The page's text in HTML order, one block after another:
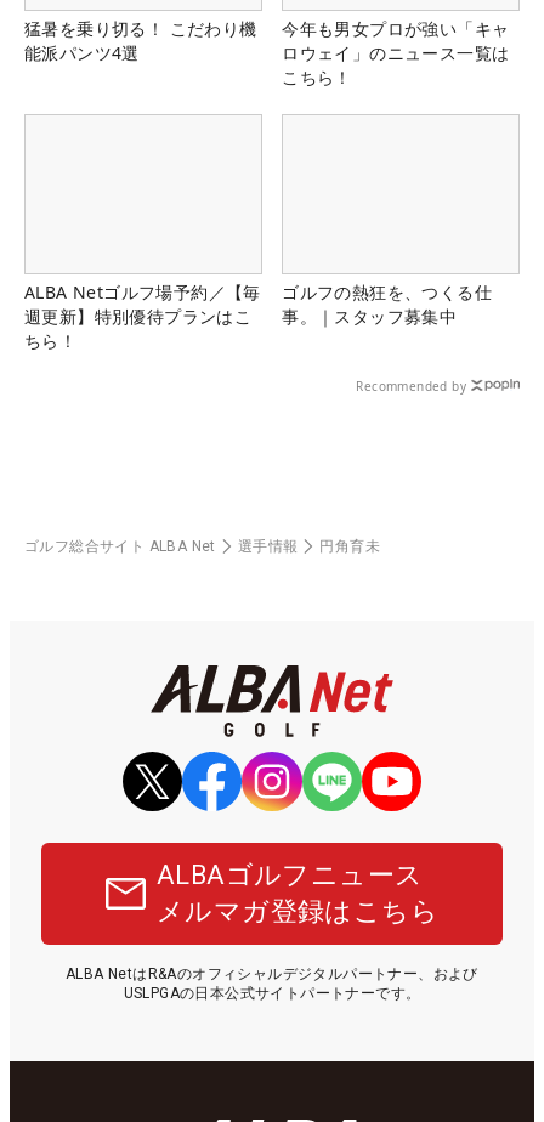
猛暑を乗り切る！ こだわり機
能派パンツ4選
今年も男女プロが強い「キャ
ロウェイ」のニュース一覧は
こちら！
ALBA Netゴルフ場予約／【毎
週更新】特別優待プランはこ
ちら！
ゴルフの熱狂を、つくる仕
事。｜スタッフ募集中
Recommended by
ゴルフ総合サイト ALBA Net 選手情報 円角育未
ALBAゴルフニュース
メルマガ登録はこちら
ALBA NetはR&Aのオフィシャルデジタルパートナー、および
USLPGAの日本公式サイトパートナーです。